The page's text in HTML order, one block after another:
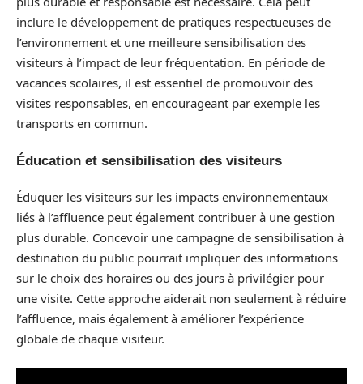
inclure le développement de pratiques respectueuses de
l’environnement et une meilleure sensibilisation des
visiteurs à l’impact de leur fréquentation. En période de
vacances scolaires, il est essentiel de promouvoir des
visites responsables, en encourageant par exemple les
transports en commun.
Éducation et sensibilisation des visiteurs
Éduquer les visiteurs sur les impacts environnementaux
liés à l’affluence peut également contribuer à une gestion
plus durable. Concevoir une campagne de sensibilisation à
destination du public pourrait impliquer des informations
sur le choix des horaires ou des jours à privilégier pour
une visite. Cette approche aiderait non seulement à réduire
l’affluence, mais également à améliorer l’expérience
globale de chaque visiteur.